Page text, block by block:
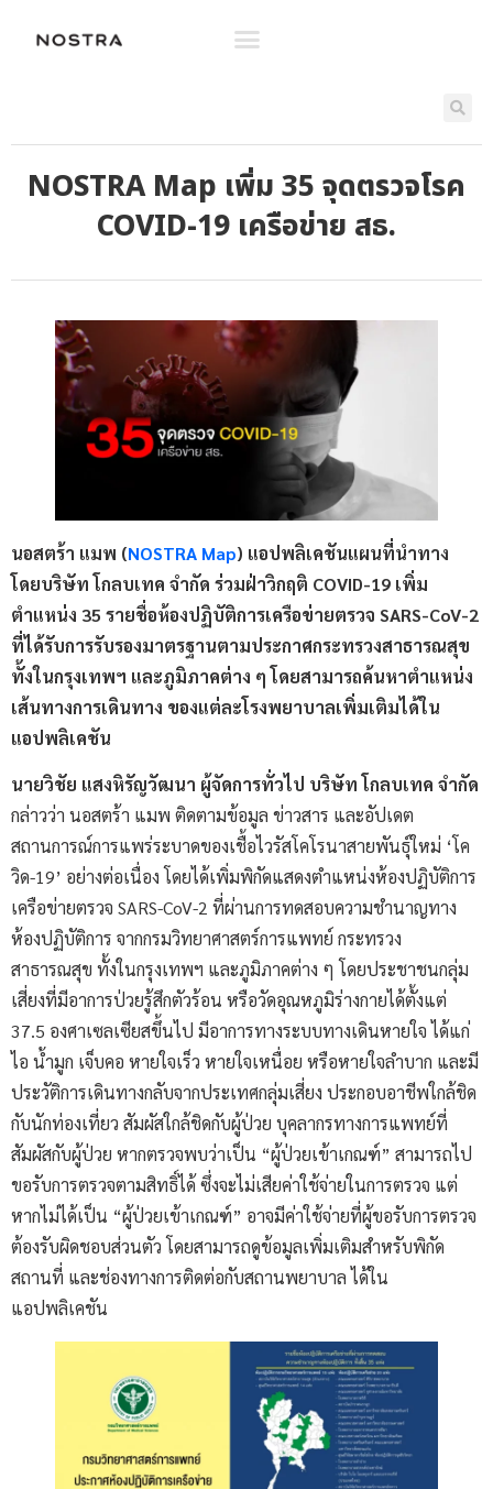
NOSTRA Map เพิ่ม 35 จุดตรวจโรค
COVID-19 เครือข่าย สธ.
นอสตร้า แมพ (NOSTRA Map) แอปพลิเคชันแผนที่นำทาง
โดยบริษัท โกลบเทค จำกัด ร่วมฝ่าวิกฤติ COVID-19 เพิ่ม
ตำแหน่ง 35 รายชื่อห้องปฏิบัติการเครือข่ายตรวจ SARS-CoV-2
ที่ได้รับการรับรองมาตรฐานตามประกาศกระทรวงสาธารณสุข
ทั้งในกรุงเทพฯ และภูมิภาคต่าง ๆ โดยสามารถค้นหาตำแหน่ง
เส้นทางการเดินทาง ของแต่ละโรงพยาบาลเพิ่มเติมได้ใน
แอปพลิเคชัน
นายวิชัย แสงหิรัญวัฒนา ผู้จัดการทั่วไป บริษัท โกลบเทค จำกัด
กล่าวว่า นอสตร้า แมพ ติดตามข้อมูล ข่าวสาร และอัปเดต
สถานการณ์การแพร่ระบาดของเชื้อไวรัสโคโรนาสายพันธุ์ใหม่ ‘โค
วิด-19’ อย่างต่อเนื่อง โดยได้เพิ่มพิกัดแสดงตำแหน่งห้องปฏิบัติการ
เครือข่ายตรวจ SARS-CoV-2 ที่ผ่านการทดสอบความชำนาญทาง
ห้องปฏิบัติการ จากกรมวิทยาศาสตร์การแพทย์ กระทรวง
สาธารณสุข ทั้งในกรุงเทพฯ และภูมิภาคต่าง ๆ โดยประชาชนกลุ่ม
เสี่ยงที่มีอาการป่วยรู้สึกตัวร้อน หรือวัดอุณหภูมิร่างกายได้ตั้งแต่
37.5 องศาเซลเซียสขึ้นไป มีอาการทางระบบทางเดินหายใจ ได้แก่
ไอ น้ำมูก เจ็บคอ หายใจเร็ว หายใจเหนื่อย หรือหายใจลำบาก และมี
ประวัติการเดินทางกลับจากประเทศกลุ่มเสี่ยง ประกอบอาชีพใกล้ชิด
กับนักท่องเที่ยว สัมผัสใกล้ชิดกับผู้ป่วย บุคลากรทางการแพทย์ที่
สัมผัสกับผู้ป่วย หากตรวจพบว่าเป็น “ผู้ป่วยเข้าเกณฑ์” สามารถไป
ขอรับการตรวจตามสิทธิ์ได้ ซึ่งจะไม่เสียค่าใช้จ่ายในการตรวจ แต่
หากไม่ได้เป็น “ผู้ป่วยเข้าเกณฑ์” อาจมีค่าใช้จ่ายที่ผู้ขอรับการตรวจ
ต้องรับผิดชอบส่วนตัว โดยสามารถดูข้อมูลเพิ่มเติมสำหรับพิกัด
สถานที่ และช่องทางการติดต่อกับสถานพยาบาล ได้ใน
แอปพลิเคชัน